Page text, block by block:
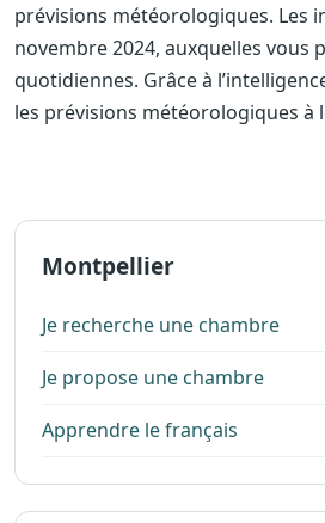
prévisions météorologiques. Les
novembre 2024, auxquelles vous
quotidiennes. Grâce à
les prévisions météorologiques à
Montpellier
Je recherche une chambre
Je propose une chambre
Apprendre le français